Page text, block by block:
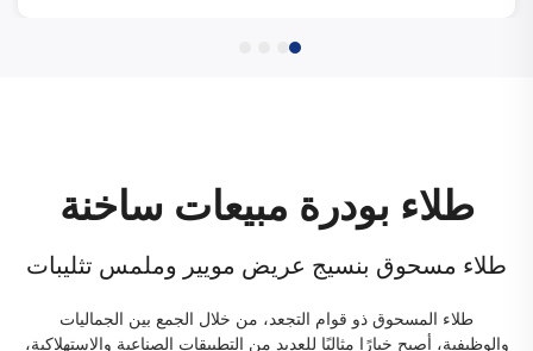
طلاء بودرة مبيعات ساخنة
طلاء مسحوق برشاش كهروستاتيكي شفاف لامع